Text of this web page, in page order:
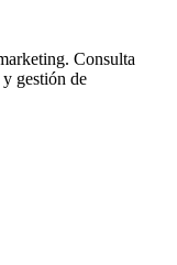
Consulta
y gestión de